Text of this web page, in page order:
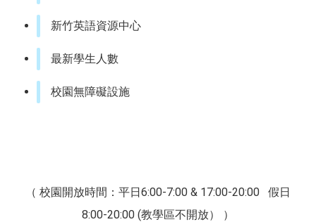
新竹英語資源中心
最新學生人數
校園無障礙設施
（ 校園開放時間：平日6:00-7:00 & 17:00-20:00 假日
8:00-20:00 (教學區不開放） ）